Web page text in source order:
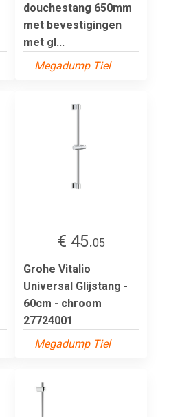
douchestang 650mm
met bevestigingen
met gl...
Megadump Tiel
€ 45.05
Grohe Vitalio
Universal Glijstang -
60cm - chroom
27724001
Megadump Tiel